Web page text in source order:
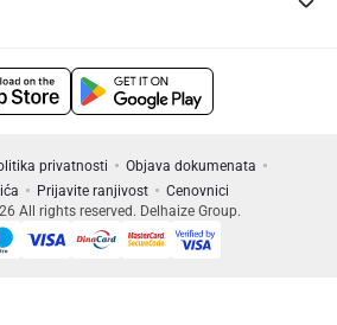
privatnosti
Objava dokumenata
Prijavite ranjivost
Cenovnici
All rights reserved. Delhaize Group.